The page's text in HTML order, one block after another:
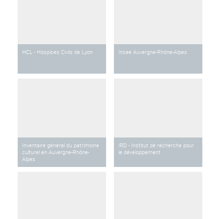
HCL - Hospices Civils de Lyon Insee Auvergne-Rhône-Alpes
Inventaire général du patrimoine
culturel en Auvergne-Rhône-
Alpes
IRD - Institut de recherche pour
le développement